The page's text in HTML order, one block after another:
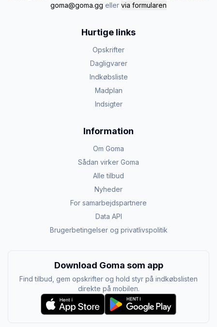
goma@goma.gg eller via formularen
Hurtige links
Opskrifter
Dagligvarer
Indkøbsliste
Madplan
Indsigter
Information
Om Goma
Sådan virker Goma
Alle tilbud
Nyheder
For samarbejdspartnere
Data API
Brugerbetingelser og privatlivspolitik
Download Goma som app
Find tilbud, gem opskrifter og hold styr på indkøbslisten
direkte på mobilen.